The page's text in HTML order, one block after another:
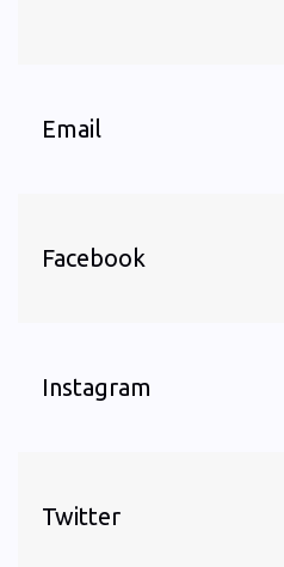
Email
Facebook
Instagram
Twitter